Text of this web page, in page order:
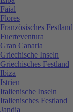
Faial
Flores
Französisches Festland
Fuerteventura
Gran Canaria
Griechische Inseln
Griechisches Festland
Ibiza
Istrien
Italienische Inseln
Italienisches Festland
Jandia